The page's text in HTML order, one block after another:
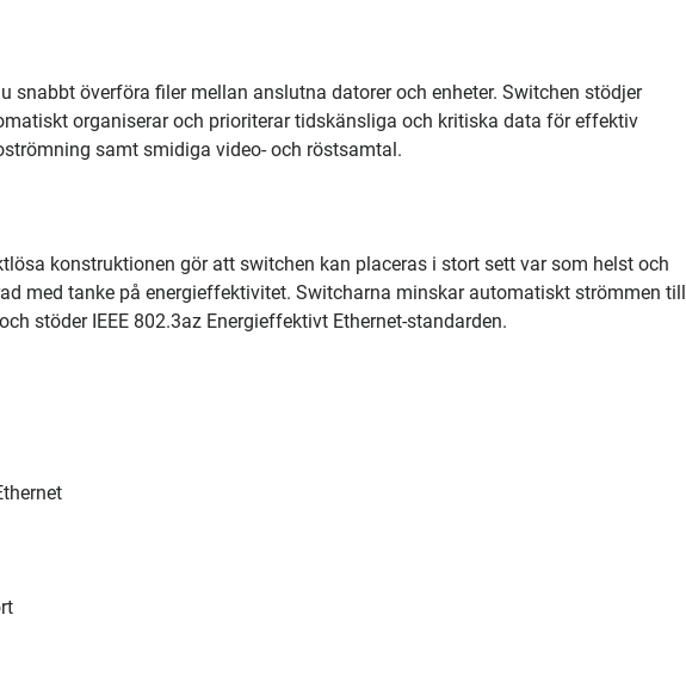
snabbt överföra filer mellan anslutna datorer och enheter. Switchen stödjer
organiserar och prioriterar tidskänsliga och kritiska data för effektiv
samt smidiga video- och röstsamtal.
konstruktionen gör att switchen kan placeras i stort sett var som helst och
med tanke på energieffektivitet. Switcharna minskar automatiskt strömmen till
stöder IEEE 802.3az Energieffektivt Ethernet-standarden.